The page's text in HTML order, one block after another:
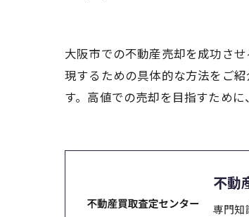
大阪市での不動産売却を成功さ
現するための具体的な方法をご
す。高値での売却を目指すため
不動
専門知